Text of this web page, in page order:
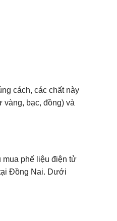
cách, các chất này
bạc, đồng) và
mua phế liệu điện tử
Đồng Nai. Dưới